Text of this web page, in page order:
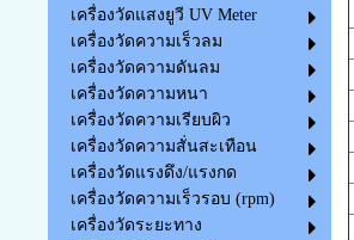
เครื่องวัดแสงยูวี UV Meter
เครื่องวัดความเร็วลม
เครื่องวัดความดันลม
เครื่องวัดความหนา
เครื่องวัดความเรียบผิว
เครื่องวัดความสั่นสะเทือน
เครื่องวัดแรงดึง/แรงกด
เครื่องวัดความเร็วรอบ (rpm)
เครื่องวัดระยะทาง